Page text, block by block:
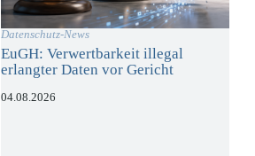
Datenschutz-News
EuGH: Verwertbarkeit illegal
erlangter Daten vor Gericht
04.08.2026